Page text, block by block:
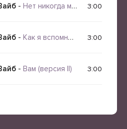
- Нет никогда моей и ты ничьей не будешь (рок версия II) 3:00
- Как я вспомню теперь (вариант II) 3:00
- Вам (версия II) 3:00